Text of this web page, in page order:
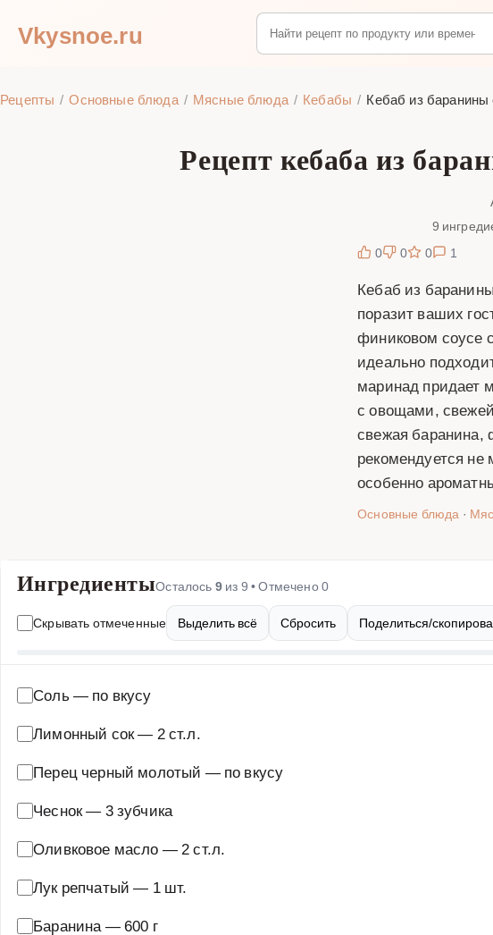
Vkysnoe.ru
Рецепты Основные блюда Мясные блюда Кебабы Кебаб из
Рецепт кебаба из
9
0
0 0 1
Кебаб из
поразит ваших
финиковом соусе
идеально
маринад придает
с овощами,
свежая баранина,
рекомендуется не
особенно
Основные блюда ·
ИнгредиентыОсталось 9из 9 • Отмечено0
Скрывать отмеченные Выделить всё Сбросить Поделиться/
Соль — по вкусу
Лимонный сок— 2 ст.л.
Перец черный молотый — по вкусу
Чеснок— 3 зубчика
Оливковое масло — 2 ст.л.
Лук репчатый — 1 шт.
Баранина —600 г